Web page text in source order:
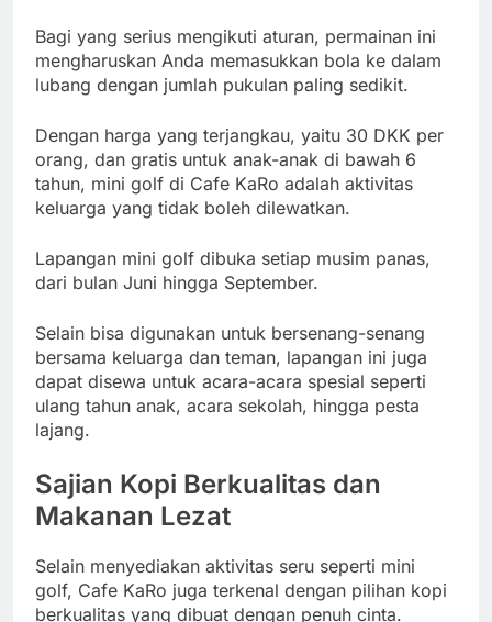
Bagi yang serius mengikuti aturan, permainan ini
mengharuskan Anda memasukkan bola ke dalam
lubang dengan jumlah pukulan paling sedikit.
Dengan harga yang terjangkau, yaitu 30 DKK per
orang, dan gratis untuk anak-anak di bawah 6
tahun, mini golf di Cafe KaRo adalah aktivitas
keluarga yang tidak boleh dilewatkan.
Lapangan mini golf dibuka setiap musim panas,
dari bulan Juni hingga September.
Selain bisa digunakan untuk bersenang-senang
bersama keluarga dan teman, lapangan ini juga
dapat disewa untuk acara-acara spesial seperti
ulang tahun anak, acara sekolah, hingga pesta
lajang.
Sajian Kopi Berkualitas dan
Makanan Lezat
Selain menyediakan aktivitas seru seperti mini
golf, Cafe KaRo juga terkenal dengan pilihan kopi
berkualitas yang dibuat dengan penuh cinta.